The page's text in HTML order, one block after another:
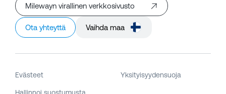
Milewayn virallinen verkkosivusto
Ota yhteyttä Vaihda maa
Evästeet Yksityisyydensuoja